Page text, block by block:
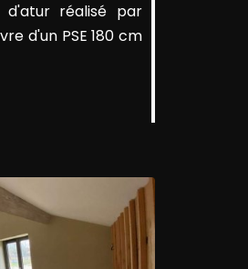
d'atur réalisé par
d'un PSE 180 cm